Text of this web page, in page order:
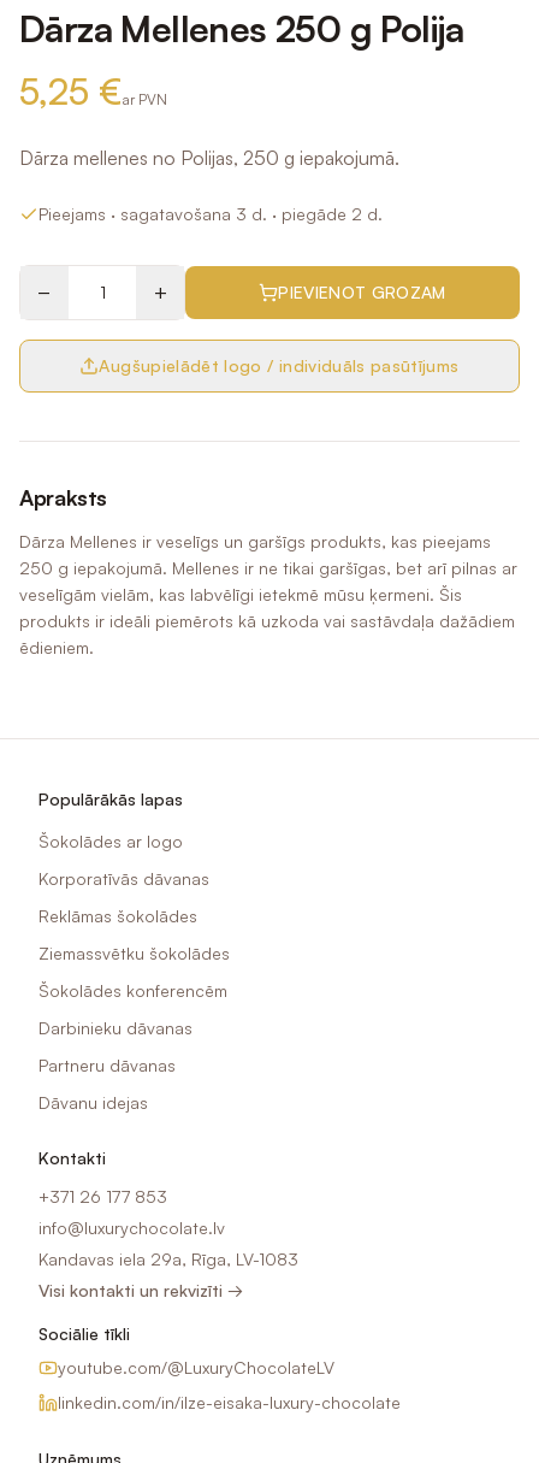
Dārza Mellenes 250 g Polija
5,25 €ar PVN
Dārza mellenes no Polijas, 250 g iepakojumā.
Pieejams · sagatavošana 3 d. · piegāde 2 d.
− + PIEVIENOT GROZAM
Augšupielādēt logo / individuāls pasūtījums
Apraksts
Dārza Mellenes ir veselīgs un garšīgs produkts, kas pieejams
250 g iepakojumā. Mellenes ir ne tikai garšīgas, bet arī pilnas ar
veselīgām vielām, kas labvēlīgi ietekmē mūsu ķermeni. Šis
produkts ir ideāli piemērots kā uzkoda vai sastāvdaļa dažādiem
ēdieniem.
Populārākās lapas
Šokolādes ar logo
Korporatīvās dāvanas
Reklāmas šokolādes
Ziemassvētku šokolādes
Šokolādes konferencēm
Darbinieku dāvanas
Partneru dāvanas
Dāvanu idejas
Kontakti
+371 26 177 853
info@luxurychocolate.lv
Kandavas iela 29a, Rīga, LV-1083
Visi kontakti un rekvizīti →
Sociālie tīkli
youtube.com/@LuxuryChocolateLV
linkedin.com/in/ilze-eisaka-luxury-chocolate